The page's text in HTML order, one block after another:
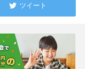
ツイート